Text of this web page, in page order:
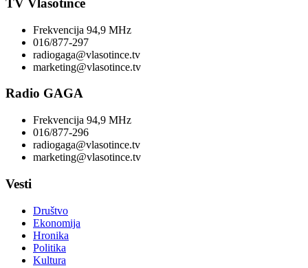
TV Vlasotince
Frekvencija 94,9 MHz
016/877-297
radiogaga@vlasotince.tv
marketing@vlasotince.tv
Radio GAGA
Frekvencija 94,9 MHz
016/877-296
radiogaga@vlasotince.tv
marketing@vlasotince.tv
Vesti
Društvo
Ekonomija
Hronika
Politika
Kultura